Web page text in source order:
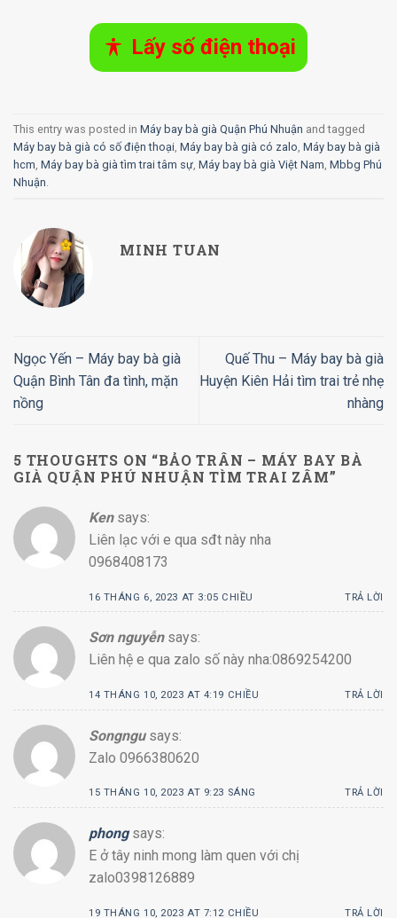
Lấy số điện thoại
This entry was posted in Máy bay bà già Quận Phú Nhuận and tagged
Máy bay bà già có số điện thoại Máy bay bà già có zalo Máy bay bà già
hcm Máy bay bà già tìm trai tâm sự Máy bay bà già Việt Nam Mbbg Phú
Nhuận
MINH TUAN
Ngọc Yến – Máy bay bà già
Quận Bình Tân đa tình, mặn
nồng
Quế Thu – Máy bay bà già
Huyện Kiên Hải tìm trai trẻ nhẹ
nhàng
5 THOUGHTS ON “BẢO TRÂN – MÁY BAY BÀ
GIÀ QUẬN PHÚ NHUẬN TÌM TRAI ZÂM”
Ken says:
Liên lạc với e qua sđt này nha
0968408173
16 THÁNG 6, 2023 AT 3:05 CHIỀU TRẢ LỜI
Sơn nguyễn says:
Liên hệ e qua zalo số này nha:0869254200
14 THÁNG 10, 2023 AT 4:19 CHIỀU TRẢ LỜI
Songngu says:
Zalo 0966380620
15 THÁNG 10, 2023 AT 9:23 SÁNG TRẢ LỜI
phong says:
E ở tây ninh mong làm quen với chị
zalo0398126889
19 THÁNG 10, 2023 AT 7:12 CHIỀU TRẢ LỜI